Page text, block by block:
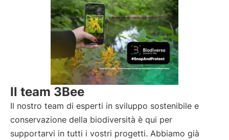
Il team 3Bee
Il nostro team di esperti in sviluppo sostenibile e
conservazione della biodiversità è qui per
supportarvi in tutti i vostri progetti. Abbiamo già